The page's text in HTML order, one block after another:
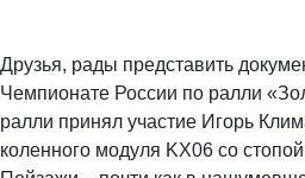
Друзья, рады представить
Чемпионате России по ралли
ралли принял участие Игорь
коленного модуля KX06 со